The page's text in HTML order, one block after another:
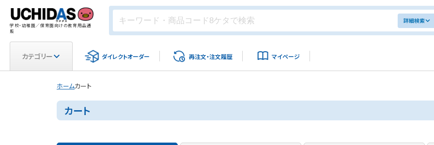
学校・幼稚園／保育園向けの教育用品通
販
詳細検索
カテゴリー ダイレクトオーダー 再注文・注文履歴 マイページ
ホームカート
カート